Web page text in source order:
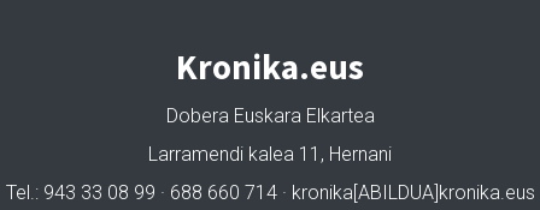
Kronika.eus
Dobera Euskara Elkartea
Larramendi kalea 11, Hernani
Tel.: 943 33 08 99 · 688 660 714 · kronika[ABILDUA]kronika.eus